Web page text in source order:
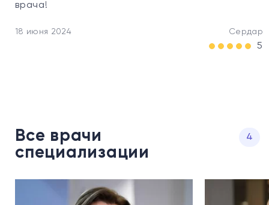
врача!
18 июня 2024 Сердар
5
Все врачи
специализации
4